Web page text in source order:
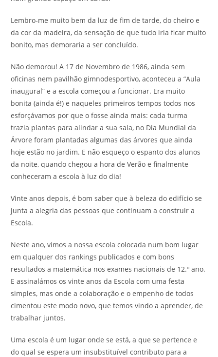
Lembro-me muito bem da luz de fim de tarde, do cheiro e
da cor da madeira, da sensação de que tudo iria ficar muito
bonito, mas demoraria a ser concluído.
Não demorou! A 17 de Novembro de 1986, ainda sem
oficinas nem pavilhão gimnodesportivo, aconteceu a “Aula
inaugural” e a escola começou a funcionar. Era muito
bonita (ainda é!) e naqueles primeiros tempos todos nos
esforçávamos por que o fosse ainda mais: cada turma
trazia plantas para alindar a sua sala, no Dia Mundial da
Árvore foram plantadas algumas das árvores que ainda
hoje estão no jardim. E não esqueço o espanto dos alunos
da noite, quando chegou a hora de Verão e finalmente
conheceram a escola à luz do dia!
Vinte anos depois, é bom saber que à beleza do edifício se
junta a alegria das pessoas que continuam a construir a
Escola.
Neste ano, vimos a nossa escola colocada num bom lugar
em qualquer dos rankings publicados e com bons
resultados a matemática nos exames nacionais de 12.º ano.
E assinalámos os vinte anos da Escola com uma festa
simples, mas onde a colaboração e o empenho de todos
cimentou este modo novo, que temos vindo a aprender, de
trabalhar juntos.
Uma escola é um lugar onde se está, a que se pertence e
do qual se espera um insubstituível contributo para a